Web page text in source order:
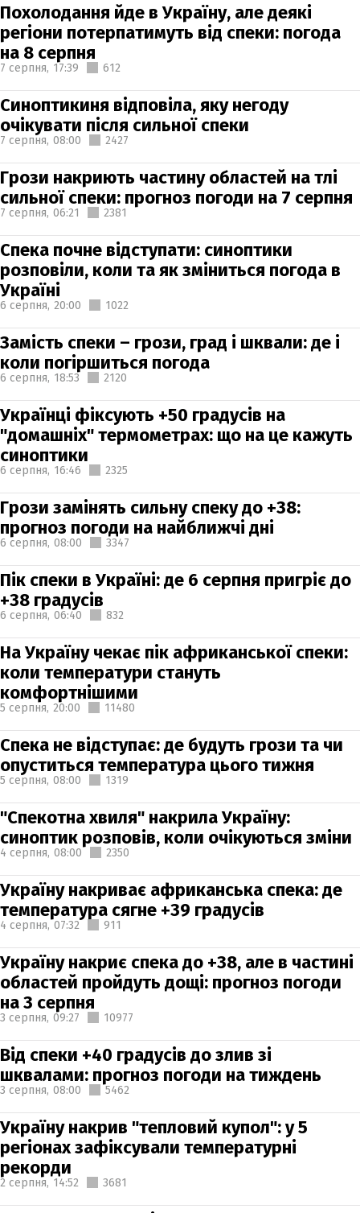
Похолодання йде в Україну, але деякі
регіони потерпатимуть від спеки: погода
на 8 серпня
7 серпня, 17:39 612
Синоптикиня відповіла, яку негоду
очікувати після сильної спеки
7 серпня, 08:00 2427
Грози накриють частину областей на тлі
сильної спеки: прогноз погоди на 7 серпня
7 серпня, 06:21 2381
Спека почне відступати: синоптики
розповіли, коли та як зміниться погода в
Україні
6 серпня, 20:00 1022
Замість спеки – грози, град і шквали: де і
коли погіршиться погода
6 серпня, 18:53 2120
Українці фіксують +50 градусів на
"домашніх" термометрах: що на це кажуть
синоптики
6 серпня, 16:46 2325
Грози замінять сильну спеку до +38:
прогноз погоди на найближчі дні
6 серпня, 08:00 3347
Пік спеки в Україні: де 6 серпня пригріє до
+38 градусів
6 серпня, 06:40 832
На Україну чекає пік африканської спеки:
коли температури стануть
комфортнішими
5 серпня, 20:00 11480
Спека не відступає: де будуть грози та чи
опуститься температура цього тижня
5 серпня, 08:00 1319
"Спекотна хвиля" накрила Україну:
синоптик розповів, коли очікуються зміни
4 серпня, 08:00 2350
Україну накриває африканська спека: де
температура сягне +39 градусів
4 серпня, 07:32 911
Україну накриє спека до +38, але в частині
областей пройдуть дощі: прогноз погоди
на 3 серпня
3 серпня, 09:27 10977
Від спеки +40 градусів до злив зі
шквалами: прогноз погоди на тиждень
3 серпня, 08:00 5462
Україну накрив "тепловий купол": у 5
регіонах зафіксували температурні
рекорди
2 серпня, 14:52 3681